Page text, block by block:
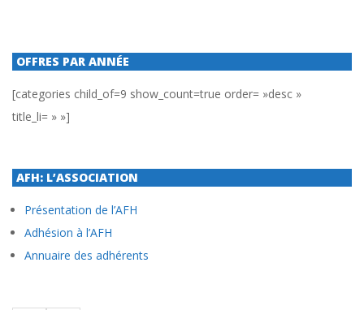
OFFRES PAR ANNÉE
[categories child_of=9 show_count=true order= »desc »
title_li= » »]
AFH: L’ASSOCIATION
Présentation de l’AFH
Adhésion à l’AFH
Annuaire des adhérents